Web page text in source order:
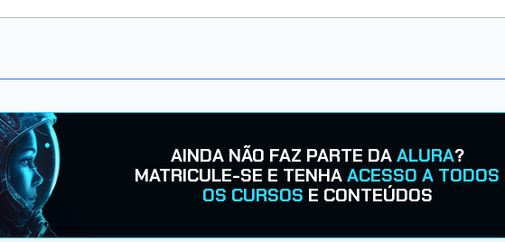
AINDA NÃO FAZ PARTE DAALURA?
MATRICULE-SE E TENHAACESSO A TODOS
OS CURSOS E CONTEÚDOS